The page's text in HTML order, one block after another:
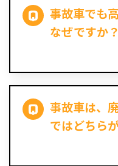
事故車でも
なぜですか？
事故車は、
ではどちら